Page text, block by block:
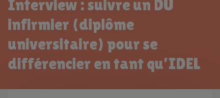
Interview : suivre un DU
infirmier (diplôme
universitaire) pour se
différencier en tant qu’IDEL